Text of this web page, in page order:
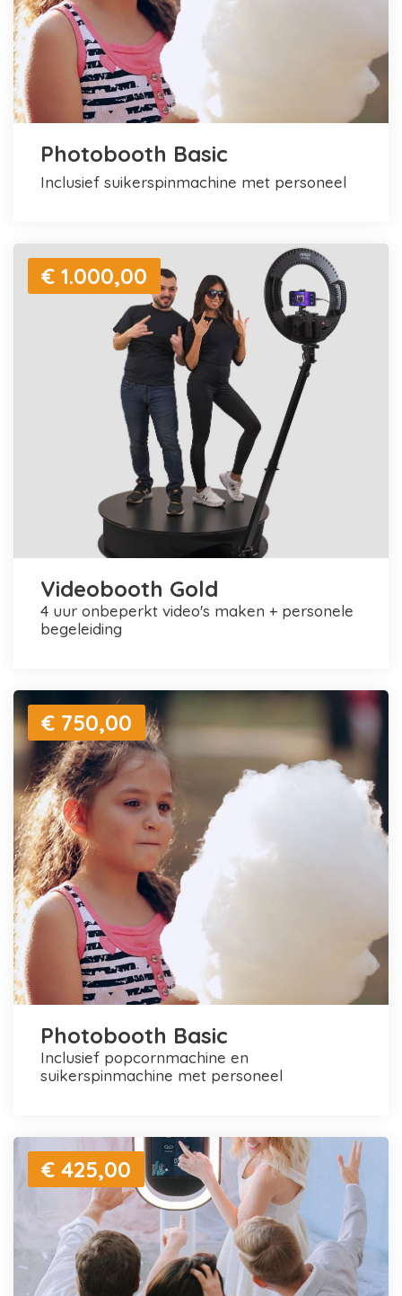
Photobooth Basic
inclusief suikerspinmachine met personeel
€ 1.000,00
Videobooth Gold
4 uur onbeperkt video's maken + personele
begeleiding
€ 750,00
Photobooth Basic
inclusief popcornmachine en
suikerspinmachine met personeel
€ 425,00